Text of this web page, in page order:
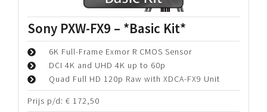
Type product
Merk